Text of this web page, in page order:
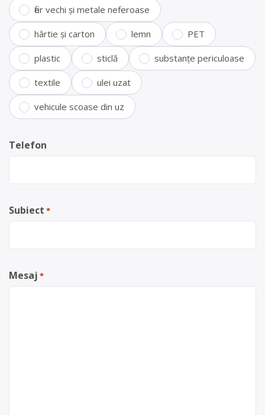
fier vechi și metale neferoase
hârtie și carton lemn PET
plastic sticlă substanțe periculoase
textile ulei uzat
vehicule scoase din uz
Telefon
Subiect *
Mesaj *